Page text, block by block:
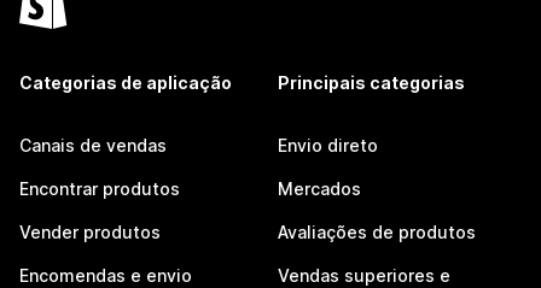
Categorias de aplicação
Canais de vendas
Encontrar produtos
Vender produtos
Encomendas e envio
Principais categorias
Envio direto
Mercados
Avaliações de produtos
Vendas superiores e